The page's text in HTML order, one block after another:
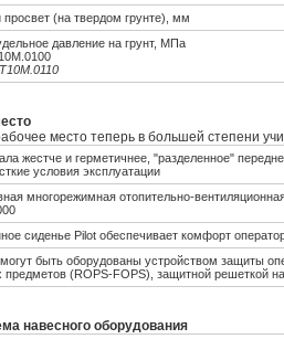
(на твердом грунте), мм
давление на грунт, МПа
место теперь в большей степени
жестче и герметичнее, "разделенное"
условия эксплуатации
многорежимная отопительно-
сиденье Pilot обеспечивает комфорт
быть оборудованы устройством защиты
(ROPS-FOPS), защитной решеткой
навесного оборудования